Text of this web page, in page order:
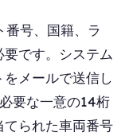
号、国籍、ラ
です。システム
メールで送信し
要な一意の14桁
てられた車両番号